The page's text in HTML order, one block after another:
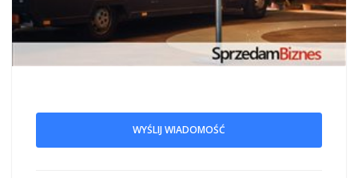
WYŚLIJ WIADOMOŚĆ